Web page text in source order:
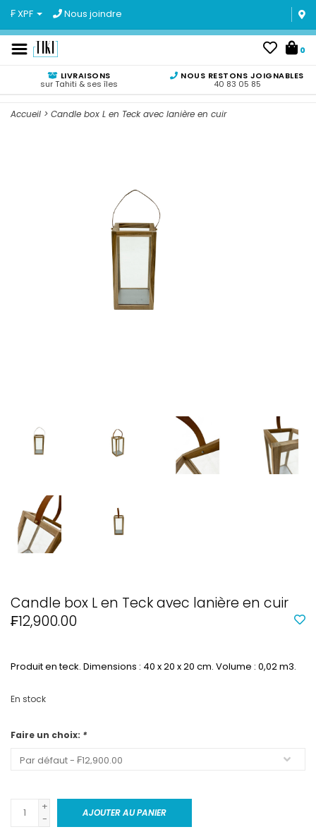
₣ XPF Nous joindre
0
LIVRAISONS
sur Tahiti & ses îles
NOUS RESTONS JOIGNABLES
40 83 05 85
Accueil > Candle box L en Teck avec lanière en cuir
Candle box L en Teck avec lanière en cuir
₣12,900.00
Produit en teck. Dimensions : 40 x 20 x 20 cm. Volume : 0,02 m3.
En stock
Faire un choix: *
+
-
AJOUTER AU PANIER